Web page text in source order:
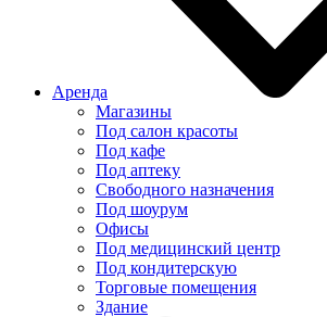
Аренда
Магазины
Под салон красоты
Под кафе
Под аптеку
Свободного назначения
Под шоурум
Офисы
Под медицинский центр
Под кондитерскую
Торговые помещения
Здание